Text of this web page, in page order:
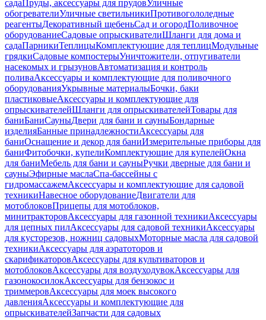
садаПруды, аксессуары для прудовУличные
обогревателиУличные светильникиПротивогололедные
реагентыДекоративный щебеньСад и огородПоливочное
оборудованиеСадовые опрыскивателиШланги для дома и
садаПарникиТеплицыКомплектующие для теплицМодульные
грядкиСадовые компостерыУничтожители, отпугиватели
насекомых и грызуновАвтоматизация и контроль
поливаАксессуары и комплектующие для поливочного
оборудованияУкрывные материалыБочки, баки
пластиковыеАксессуары и комплектующие для
опрыскивателейШланги для опрыскивателейТовары для
баниБаниСауныДвери для бани и сауныБондарные
изделияБанные принадлежностиАксессуары для
баниОснащение и декор для баниИзмерительные приборы для
баниФитобочки, купелиКомплектующие для купелейОкна
для баниМебель для бани и сауныРучки дверные для бани и
сауныЭфирные маслаСпа-бассейны с
гидромассажемАксессуары и комплектующие для садовой
техникиНавесное оборудованиеДвигатели для
мотоблоковПрицепы для мотоблоков,
минитракторовАксессуары для газонной техникиАксессуары
для цепных пилАксессуары для садовой техникиАксессуары
для кусторезов, ножниц садовыхМоторные масла для садовой
техникиАксессуары для аэратоторов и
скарификаторовАксессуары для культиваторов и
мотоблоковАксессуары для воздуходувокАксессуары для
газонокосилокАксессуары для бензокос и
триммеровАксессуары для моек высокого
давленияАксессуары и комплектующие для
опрыскивателейЗапчасти для садовых